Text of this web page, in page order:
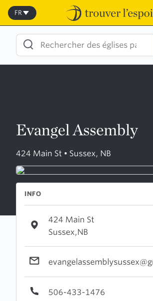
Skip
content
FR
Evangel Assembly
424 Main St • Sussex, NB
INFO
424 Main St
Sussex,NB
506-433-1476